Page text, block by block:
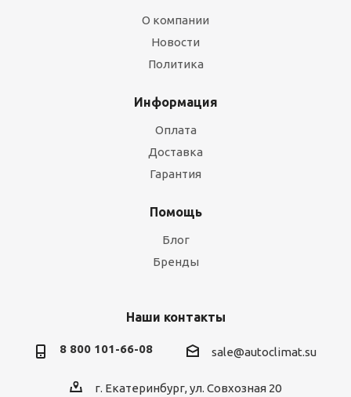
О компании
Новости
Политика
Информация
Оплата
Доставка
Гарантия
Помощь
Блог
Бренды
Наши контакты
8 800 101-66-08 sale@autoclimat.su
г. Екатеринбург, ул. Совхозная 20